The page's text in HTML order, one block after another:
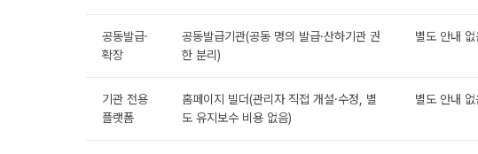
공동발급·
확장
공동발급기관(공동 명의 발급·산하기관 권
한 분리)
별도 안내 없
기관 전용
플랫폼
홈페이지 빌더(관리자 직접 개설·수정, 별
도 유지보수 비용 없음)
별도 안내 없